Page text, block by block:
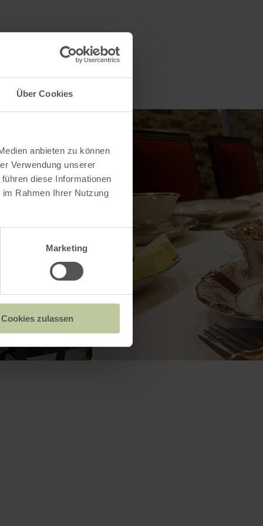
Über Cookies
anbieten zu können
Verwendung unserer
diese Informationen
Rahmen Ihrer Nutzung
Marketing
Cookies zulassen